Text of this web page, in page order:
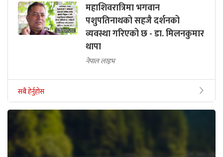
महाशिवरात्रिमा भगवान
पशुपतिनाथको सहजै दर्शनको
व्यवस्था गरिएको छ - डा. मिलनकुमार
थापा
नेपाल लाइभ
सबै हेर्नुहोस